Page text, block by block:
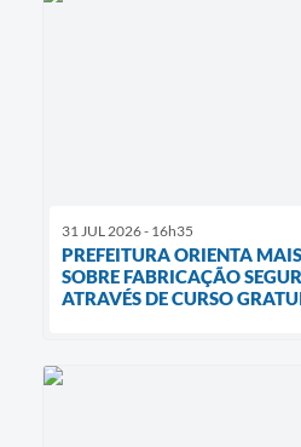
31 JUL 2026 - 16h35
PREFEITURA ORIENTA
SOBRE FABRICAÇÃO
ATRAVÉS DE CURSO